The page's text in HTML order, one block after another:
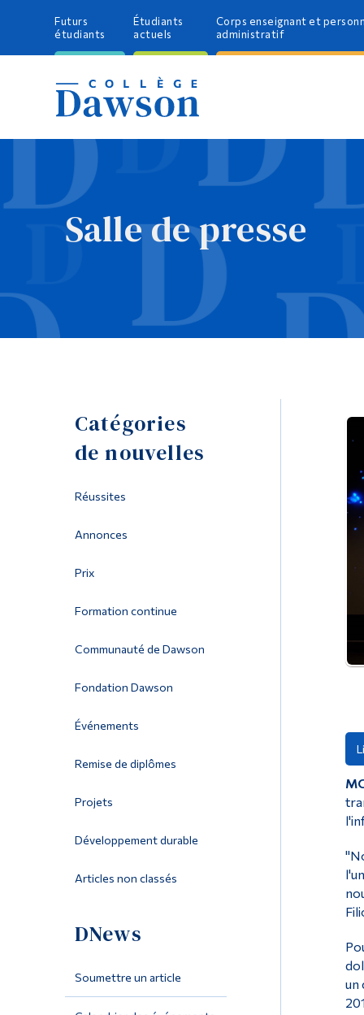
Futurs
étudiants
Étudiants
actuels
Corps enseignant et
administratif
Salle de presse
Catégories
de nouvelles
Réussites
Annonces
Prix
Formation continue
Communauté de Dawson
Fondation Dawson
Événements
Remise de diplômes
Projets
Développement durable
Articles non classés
DNews
Soumettre un article
un